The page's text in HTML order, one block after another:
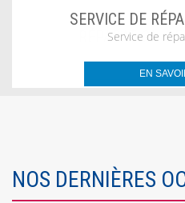
SERVICE DE
Service de
EN
NOS DERNIÈRES